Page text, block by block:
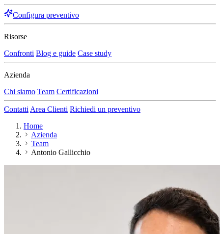
Configura preventivo
Risorse
Confronti Blog e guide Case study
Azienda
Chi siamo Team Certificazioni
Contatti Area Clienti Richiedi un preventivo
Home
Azienda
Team
Antonio Gallicchio